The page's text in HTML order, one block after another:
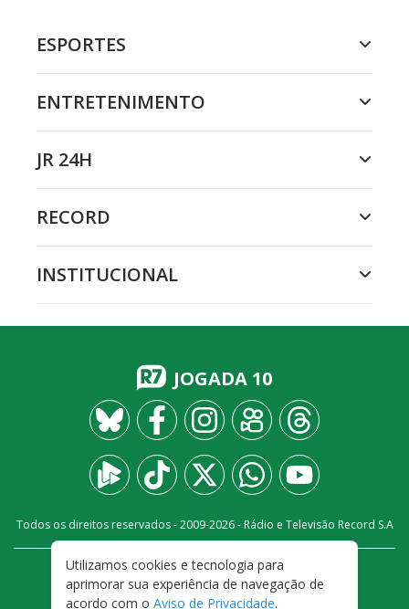
ESPORTES
ENTRETENIMENTO
JR 24H
RECORD
INSTITUCIONAL
JOGADA 10
Todos os direitos reservados - 2009-2026- Rádio e Televisão Record S.A
FALE CONOSCO
PRIVACIDADE
TERMOS E CONDIÇÕES DE USO
Utilizamos cookies e tecnologia para
aprimorar sua experiência de navegação de
acordo com o Aviso de Privacidade.